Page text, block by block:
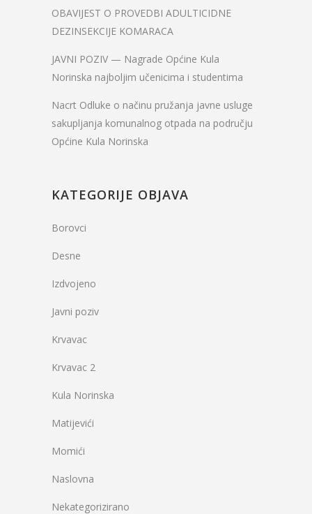
OBAVIJEST O PROVEDBI ADULTICIDNE
DEZINSEKCIJE KOMARACA
JAVNI POZIV — Nagrade Općine Kula
Norinska najboljim učenicima i studentima
Nacrt Odluke o načinu pružanja javne usluge
sakupljanja komunalnog otpada na području
Općine Kula Norinska
KATEGORIJE OBJAVA
Borovci
Desne
Izdvojeno
Javni poziv
Krvavac
Krvavac 2
Kula Norinska
Matijevići
Momići
Naslovna
Nekategorizirano